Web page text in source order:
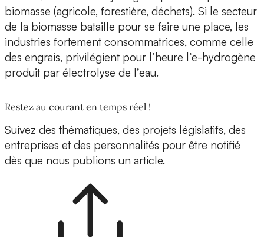
biomasse (agricole, forestière, déchets). Si le secteur
de la biomasse bataille pour se faire une place, les
industries fortement consommatrices, comme celle
des engrais, privilégient pour l’heure l’e-hydrogène
produit par électrolyse de l’eau.
Restez au courant en temps réel !
Suivez des thématiques, des projets législatifs, des
entreprises et des personnalités pour être notifié
dès que nous publions un article.